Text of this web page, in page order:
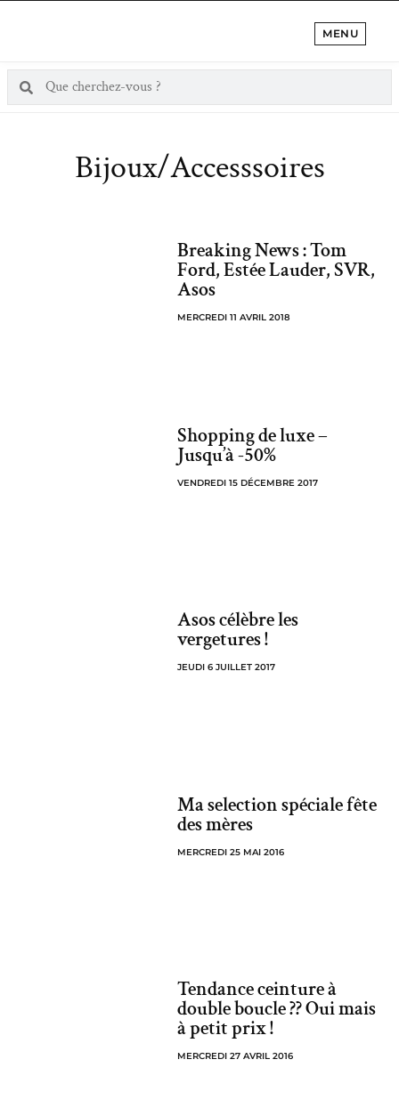
MENU
Bijoux/Accesssoires
Breaking News : Tom
Ford, Estée Lauder, SVR,
Asos
MERCREDI 11 AVRIL 2018
Shopping de luxe –
Jusqu’à -50%
VENDREDI 15 DÉCEMBRE 2017
Asos célèbre les
vergetures !
JEUDI 6 JUILLET 2017
Ma selection spéciale fête
des mères
MERCREDI 25 MAI 2016
Tendance ceinture à
double boucle ?? Oui mais
à petit prix !
MERCREDI 27 AVRIL 2016